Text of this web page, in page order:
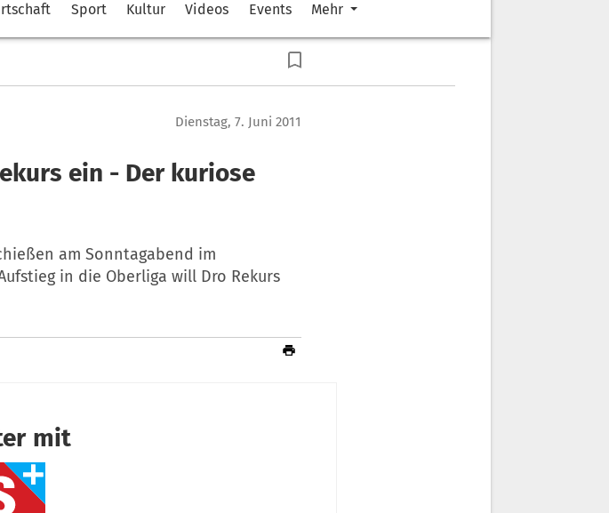
Sport Kultur Videos Events Mehr
Dienstag, 7. Juni 2011
ein - Der kuriose
am Sonntagabend im
in die Oberliga will Dro Rekurs